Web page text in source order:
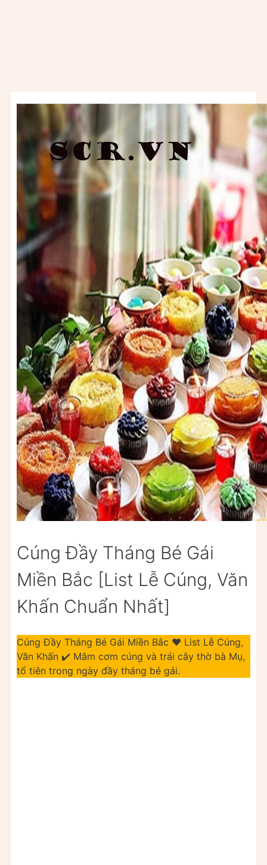
Cúng Đầy Tháng Bé Gái
Miền Bắc [List Lễ Cúng, Văn
Khấn Chuẩn Nhất]
Cúng Đầy Tháng Bé Gái Miền Bắc ❤️ List Lễ Cúng,
Văn Khấn ✔️ Mâm cơm cúng và trái cây thờ bà Mụ,
tổ tiên trong ngày đầy tháng bé gái.